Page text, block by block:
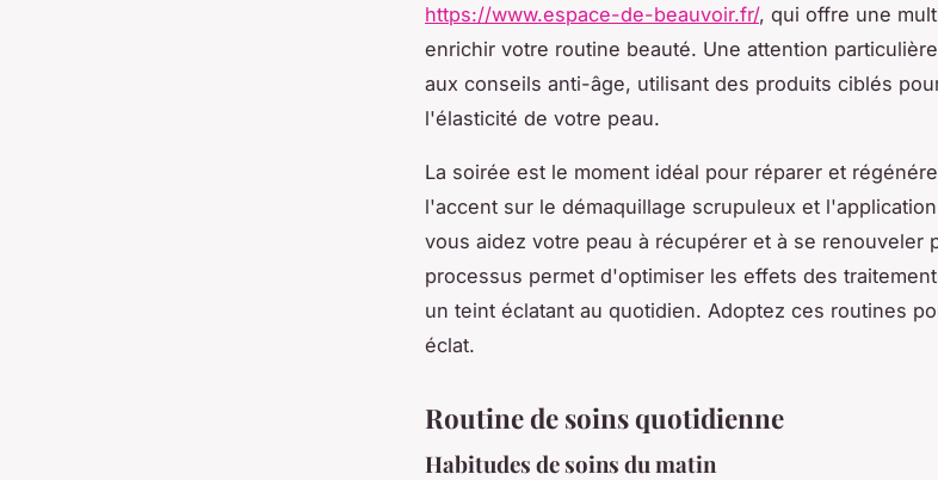
https://www.espace-de-beauvoir.fr/, qui offre une
enrichir votre routine beauté. Une attention
aux conseils anti-âge, utilisant des produits ciblés
l'élasticité de votre peau.
La soirée est le moment idéal pour réparer et
l'accent sur le démaquillage scrupuleux et
vous aidez votre peau à récupérer et à se renouveler
processus permet d'optimiser les effets des
un teint éclatant au quotidien. Adoptez ces routines
éclat.
Routine de soins quotidienne
Habitudes de soins du matin